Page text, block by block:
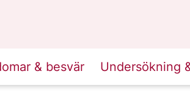
& besvär Undersökning